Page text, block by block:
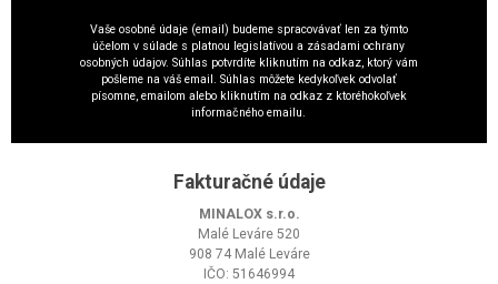
Vaše osobné údaje (email) budeme spracovávať len za týmto
účelom v súlade s platnou legislatívou a zásadami ochrany
osobných údajov. Súhlas potvrdíte kliknutím na odkaz, ktorý vám
pošleme na váš email. Súhlas môžete kedykoľvek odvolať
písomne, emailom alebo kliknutím na odkaz z ktoréhokoľvek
informačného emailu.
Fakturačné údaje
MINALOX s.r.o.
Malé Leváre 520
908 74 Malé Leváre
IČO: 51646994